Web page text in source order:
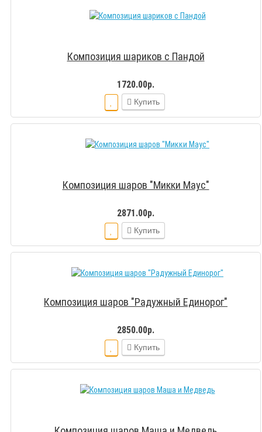
Композиция шариков с Пандой
1720.00р.
Купить
Композиция шаров "Микки Маус"
2871.00р.
Купить
Композиция шаров "Радужный Единорог"
2850.00р.
Купить